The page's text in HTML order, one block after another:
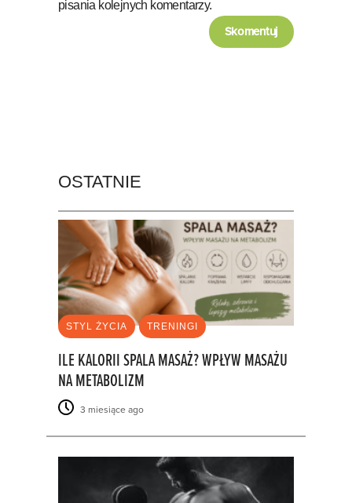
pisania kolejnych komentarzy.
OSTATNIE
STYL ŻYCIA TRENINGI
ILE KALORII SPALA MASAŻ? WPŁYW MASAŻU
NA METABOLIZM
3 miesiące ago